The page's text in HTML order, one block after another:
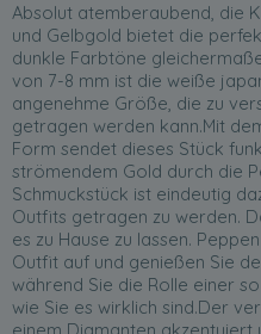
Absolut atemberaubend, die
und Gelbgold bietet die
dunkle Farbtöne
von 7-8 mm ist die weiße
angenehme Größe, die zu
getragen werden kann.Mit
Form sendet dieses Stück
strömendem Gold durch die
Schmuckstück ist eindeutig
Outfits getragen zu werden.
es zu Hause zu lassen.
Outfit auf und genießen Sie
während Sie die Rolle einer
wie Sie es wirklich sind.Der